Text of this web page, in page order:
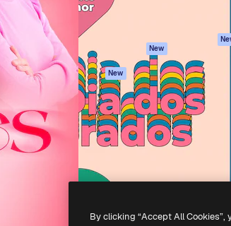
Texto para voz
Conteúdo de stock
MCP para
Claude/ChatGPT
New
Agentes New
API
App móvel
Todas as
ferramentas
Central de
Afiliados
Empresas
Todos os direitos reservados.
By clicking “Accept All